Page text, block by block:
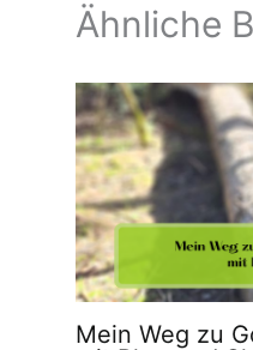
Ähnliche
Mein Weg zu